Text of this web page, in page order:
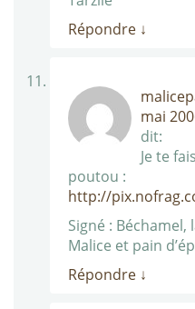
Répondre ↓
mai
dit:
Je te
poutou :
http://
Signé :
Malice et pain
Répondre ↓